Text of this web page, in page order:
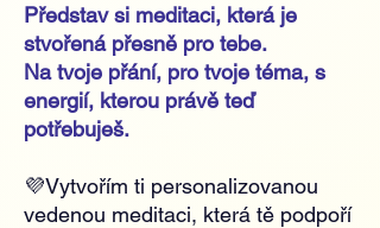
Představ si meditaci, která je
stvořená přesně pro tebe.
Na tvoje přání, pro tvoje téma, s
energií, kterou právě teď
potřebuješ.
💜Vytvořím ti personalizovanou
vedenou meditaci, která tě podpoří